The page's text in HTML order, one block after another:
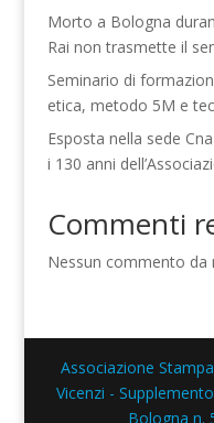
Morto a Bologna
Rai non trasmette il
Seminario di
etica, metodo 5M e
Esposta nella sede
i 130 anni
Commenti
Nessun commento da
Associazione
Vicenzi -
Bologna n.